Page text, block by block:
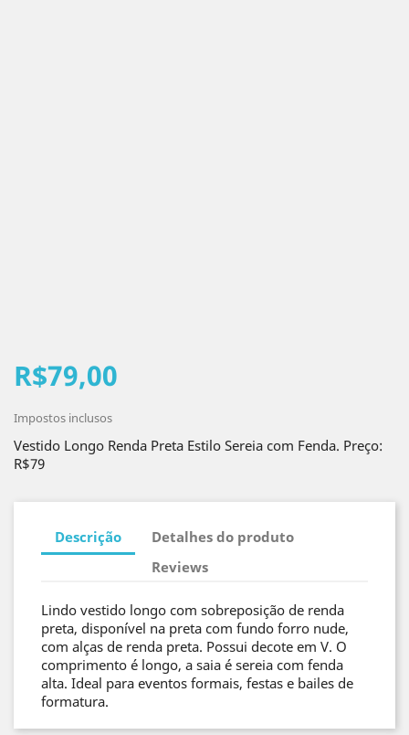
R$79,00
Impostos inclusos
Vestido Longo Renda Preta Estilo Sereia com Fenda. Preço:
R$79
Descrição
Detalhes do produto
Reviews
Lindo vestido longo com sobreposição de renda
preta, disponível na preta com fundo forro nude,
com alças de renda preta. Possui decote em V. O
comprimento é longo, a saia é sereia com fenda
alta. Ideal para eventos formais, festas e bailes de
formatura.